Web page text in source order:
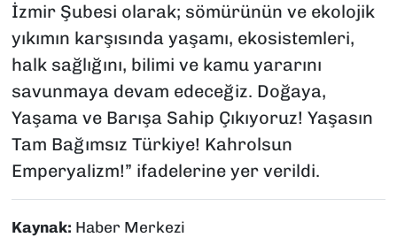
İzmir Şubesi olarak; sömürünün ve ekolojik
yıkımın karşısında yaşamı, ekosistemleri,
halk sağlığını, bilimi ve kamu yararını
savunmaya devam edeceğiz. Doğaya,
Yaşama ve Barışa Sahip Çıkıyoruz! Yaşasın
Tam Bağımsız Türkiye! Kahrolsun
Emperyalizm!” ifadelerine yer verildi.
Kaynak: Haber Merkezi